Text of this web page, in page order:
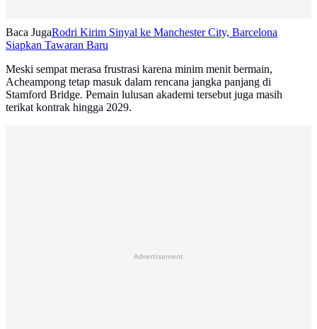
Baca JugaRodri Kirim Sinyal ke Manchester City, Barcelona
Siapkan Tawaran Baru
Meski sempat merasa frustrasi karena minim menit bermain,
Acheampong tetap masuk dalam rencana jangka panjang di
Stamford Bridge. Pemain lulusan akademi tersebut juga masih
terikat kontrak hingga 2029.
Advertisement